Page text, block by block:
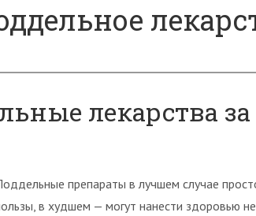
лекарства за
препараты в лучшем случае
в худшем — могут нанести здоровью